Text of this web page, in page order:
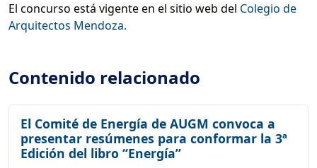
El concurso está vigente en el sitio web del Colegio de
Arquitectos Mendoza.
Contenido relacionado
El Comité de Energía de AUGM convoca a
presentar resúmenes para conformar la 3ª
Edición del libro “Energía”